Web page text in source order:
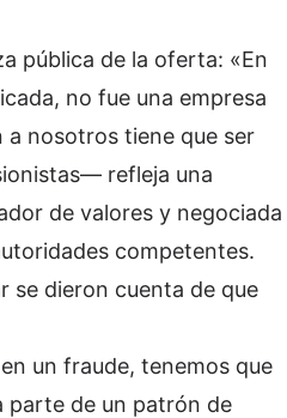
pública de la oferta: «En
no fue una empresa
nosotros tiene que ser
refleja una
de valores y negociada
competentes.
se dieron cuenta de que
un fraude, tenemos que
parte de un patrón de